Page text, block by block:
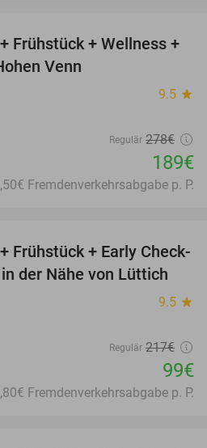
32%
Frühstück + Wellness +
Venn
9.5 star
Regulär 278€
189€
Fremdenverkehrsabgabe p. P.
54%
Frühstück + Early Check-
der Nähe von Lüttich
9.5 star
Regulär 217€
99€
Fremdenverkehrsabgabe p. P.